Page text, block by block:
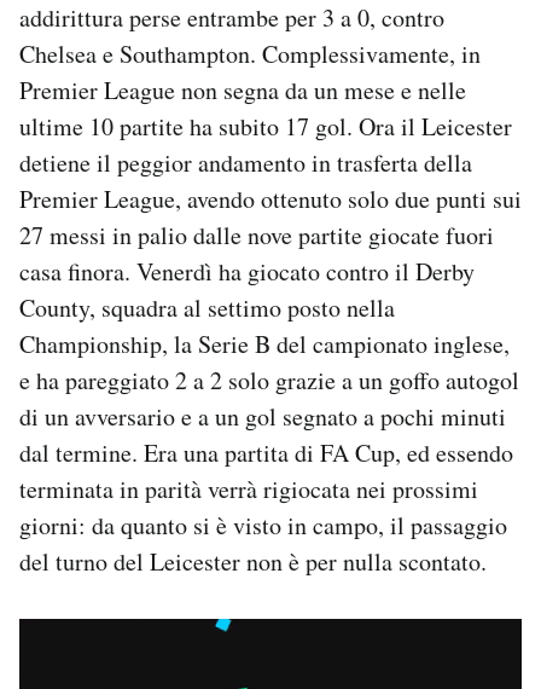
addirittura perse entrambe per 3 a 0, contro
Chelsea e Southampton. Complessivamente, in
Premier League non segna da un mese e nelle
ultime 10 partite ha subito 17 gol. Ora il Leicester
detiene il peggior andamento in trasferta della
Premier League, avendo ottenuto solo due punti sui
27 messi in palio dalle nove partite giocate fuori
casa finora. Venerdì ha giocato contro il Derby
County, squadra al settimo posto nella
Championship, la Serie B del campionato inglese,
e ha pareggiato 2 a 2 solo grazie a un goffo autogol
di un avversario e a un gol segnato a pochi minuti
dal termine. Era una partita di FA Cup, ed essendo
terminata in parità verrà rigiocata nei prossimi
giorni: da quanto si è visto in campo, il passaggio
del turno del Leicester non è per nulla scontato.